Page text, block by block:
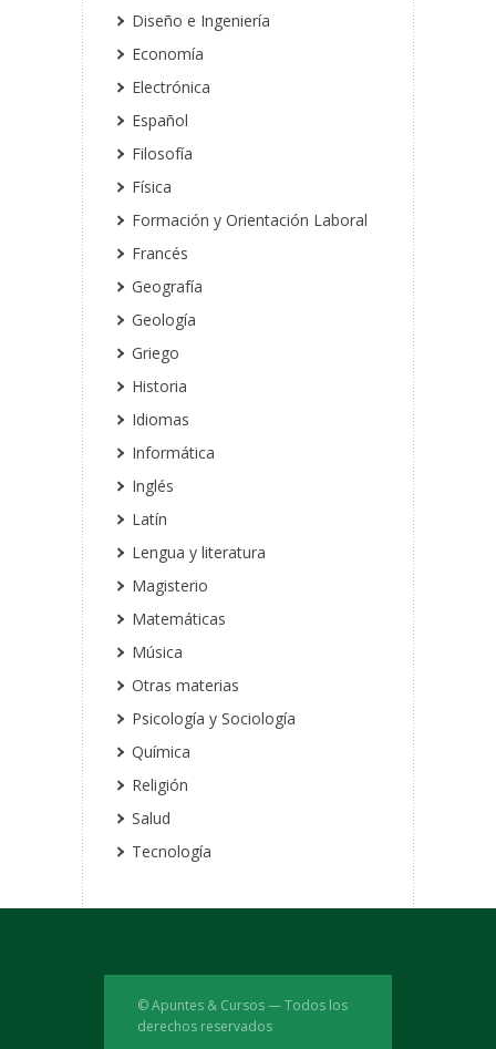
Diseño e Ingeniería
Economía
Electrónica
Español
Filosofía
Física
Formación y Orientación Laboral
Francés
Geografía
Geología
Griego
Historia
Idiomas
Informática
Inglés
Latín
Lengua y literatura
Magisterio
Matemáticas
Música
Otras materias
Psicología y Sociología
Química
Religión
Salud
Tecnología
© Apuntes & Cursos — Todos los
derechos reservados